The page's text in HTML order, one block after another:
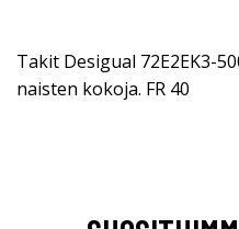
Takit Desigual 72E2EK3-
naisten kokoja. FR 40